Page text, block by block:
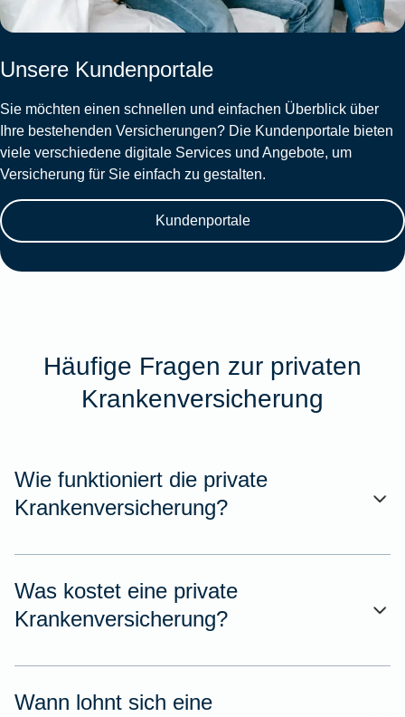
Unsere Kundenportale
Sie möchten einen schnellen und einfachen Überblick über
Ihre bestehenden Versicherungen? Die Kundenportale bieten
viele verschiedene digitale Services und Angebote, um
Versicherung für Sie einfach zu gestalten.
Kundenportale
Häufige Fragen zur privaten
Krankenversicherung
Wie funktioniert die private
Krankenversicherung?
Was kostet eine private
Krankenversicherung?
Wann lohnt sich eine